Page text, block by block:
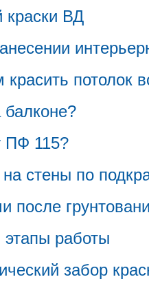
краски ВД
потолок
балконе?
ПФ 115?
стены по
после
работы
забор